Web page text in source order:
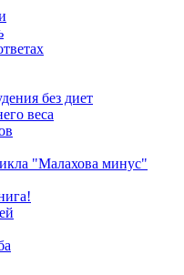
без диет
веса
"Малахова минус"